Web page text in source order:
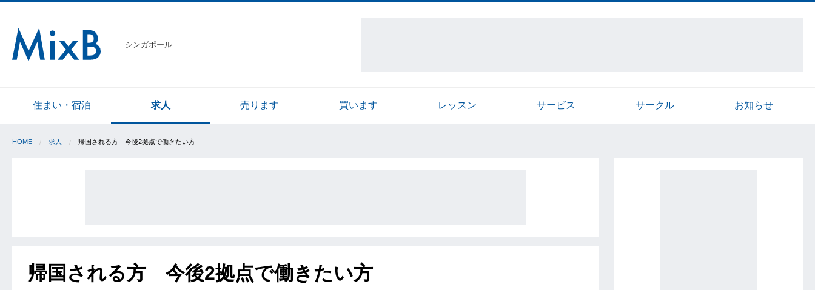
シンガポール
住まい・宿泊 求人 売ります 買います レッスン サービス サークル お知らせ
HOME 求人 帰国される方 今後2拠点で働きたい方
帰国される方 今後2拠点で働きたい方